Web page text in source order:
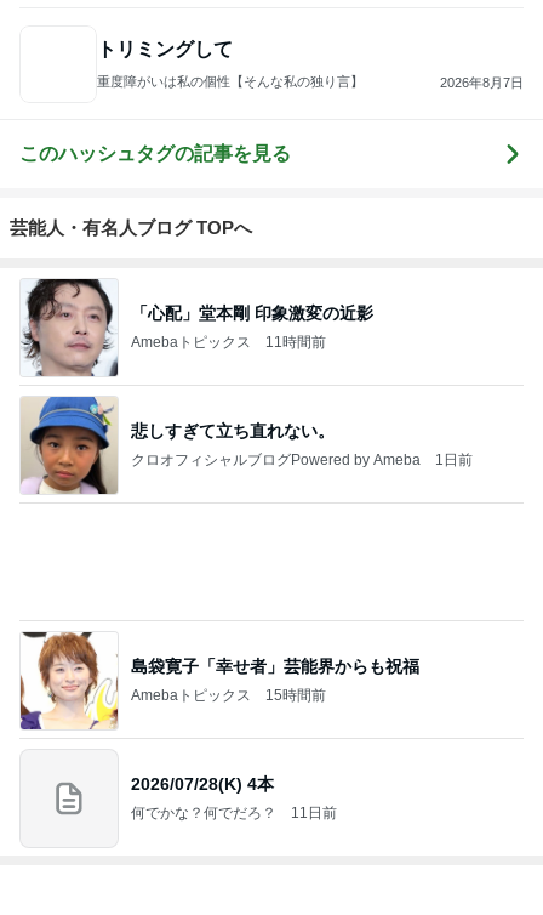
トリミングして
重度障がいは私の個性【そんな私の独り言】 2026年8月7日
このハッシュタグの記事を見る
芸能人・有名人ブログ TOPへ
「心配」堂本剛 印象激変の近影
Amebaトピックス 11時間前
悲しすぎて立ち直れない。
クロオフィシャルブログPowered by Ameba 1日前
島袋寛子「幸せ者」芸能界からも祝福
Amebaトピックス 15時間前
2026/07/28(K) 4本
何でかな？何でだろ？ 11日前